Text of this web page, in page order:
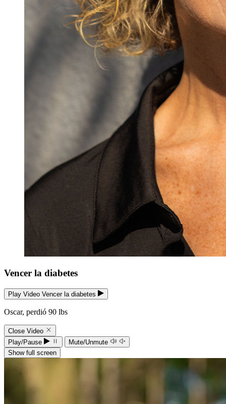
Vencer la diabetes
Play Video Vencer la diabetes
Oscar, perdió 90 lbs
Close Video
Play/Pause
Mute/Unmute
Show full screen